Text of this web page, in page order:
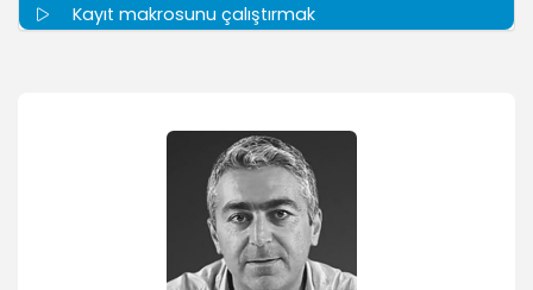
Kayıt makrosunu çalıştırmak
01:21
Makrolu excel dosyasını açmak
Makrolar için kısayol düğmesi eklemek
Excel sayfasına makro için düğme (buton)